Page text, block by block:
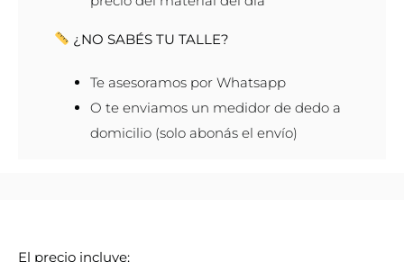
¿NO SABÉS TU TALLE?
Te asesoramos por Whatsapp
O te enviamos un medidor de dedo a
domicilio (solo abonás el envío)
El precio incluye: